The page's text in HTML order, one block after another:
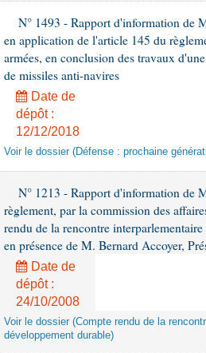
N° 1493 - Rapport d'information de
en application de l'article 145 du
armées, en conclusion des travaux
de missiles anti-navires
Date de
dépôt :
12/12/2018
Voir le dossier (Défense : prochaine
N° 1213 - Rapport d'information de
règlement, par la commission des
rendu de la rencontre
en présence de M. Bernard Accoyer,
Date de
dépôt :
24/10/2008
Voir le dossier (Compte rendu de la
développement durable)